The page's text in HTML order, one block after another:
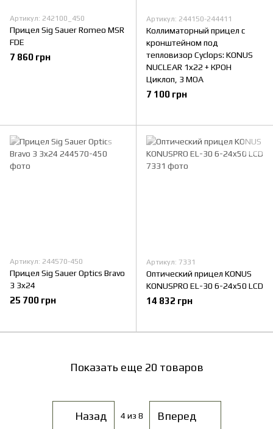
Артикул: 242100_450
Прицел Sig Sauer Romeo MSR
FDE
7 860 грн
Артикул: 244150-244411
Коллиматорный прицел с
кронштейном под
тепловизор Cyclops: KONUS
NUCLEAR 1x22 + КРОН
Циклоп, 3 MOA
7 100 грн
Артикул: 244570-450
Прицел Sig Sauer Optics Bravo
3 3x24
25 700 грн
Артикул: 7331
Оптический прицел KONUS
KONUSPRO EL-30 6-24x50 LCD
14 832 грн
Показать еще 20 товаров
Назад 4 из 8 Вперед